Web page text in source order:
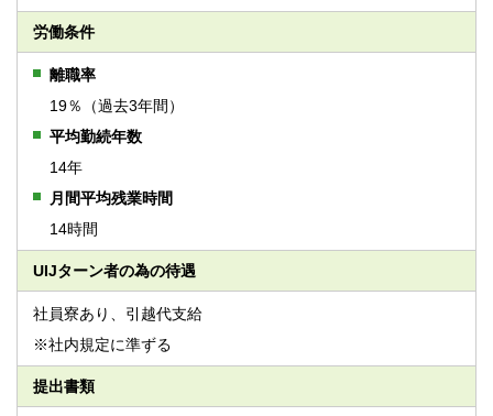
労働条件
離職率
19％（過去3年間）
平均勤続年数
14年
月間平均残業時間
14時間
UIJターン者の為の待遇
社員寮あり、引越代支給
※社内規定に準ずる
提出書類